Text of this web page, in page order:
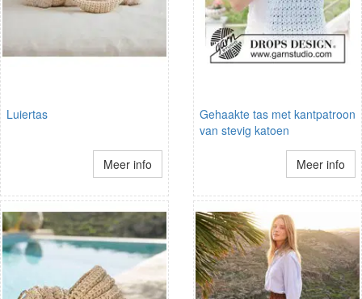
Luiertas
Meer info
Gehaakte tas met kantpatroon
van stevig katoen
Meer info